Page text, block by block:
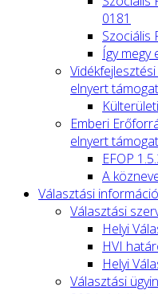
0181
Szociális
Így megy
elnyert
Emberi
elnyert
EFOP
A
Választási
Választási
Helyi
HVI
Helyi
Választási